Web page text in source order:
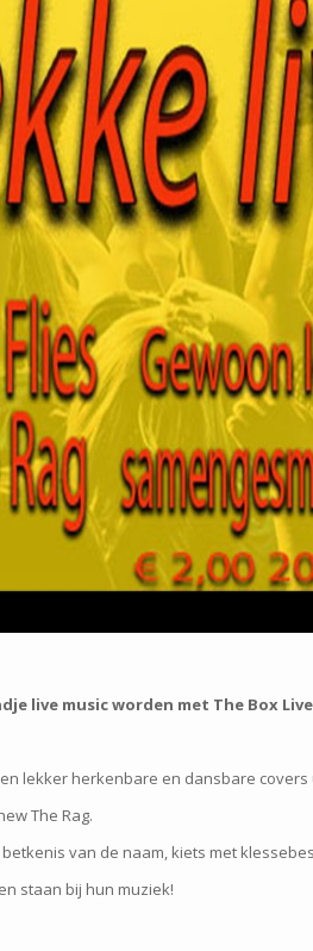
live music worden met The Box
lekker herkenbare en dansbare
The Rag.
van de naam, kiets met
staan bij hun muziek!